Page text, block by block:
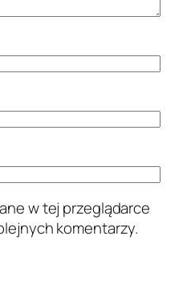
w tej przeglądarce
komentarzy.